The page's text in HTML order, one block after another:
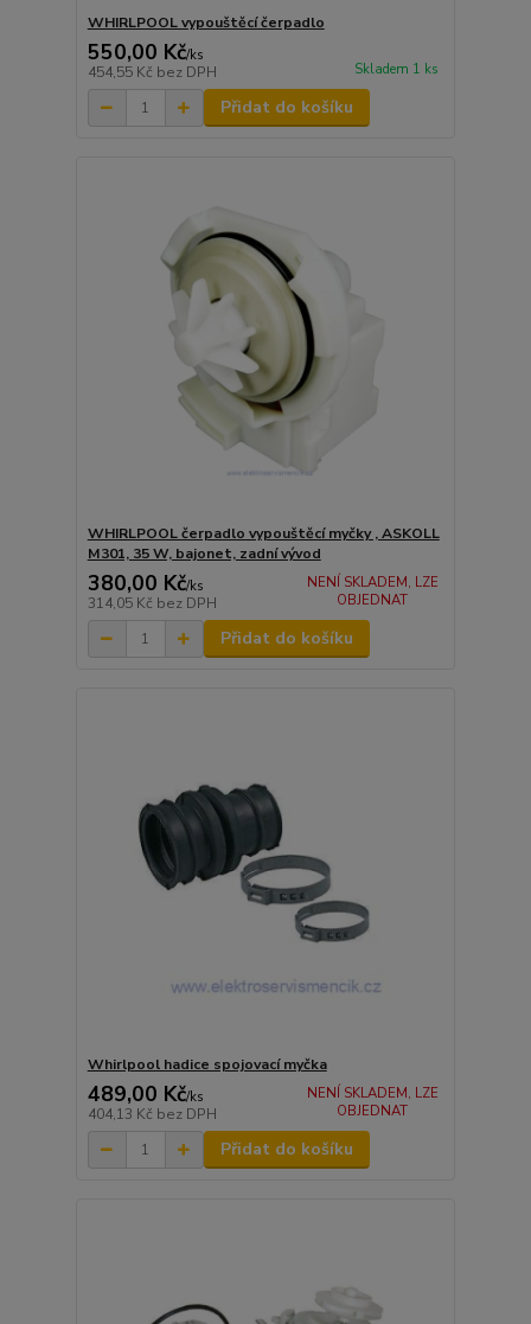
WHIRLPOOL vypouštěcí čerpadlo
550,00 Kč/ks
454,55 Kč bez DPH Skladem 1 ks
Přidat do košíku
WHIRLPOOL čerpadlo vypouštěcí myčky , ASKOLL
M301, 35 W, bajonet, zadní vývod
380,00 Kč/ks
314,05 Kč bez DPH
NENÍ SKLADEM, LZE
OBJEDNAT
Přidat do košíku
Whirlpool hadice spojovací myčka
489,00 Kč/ks
404,13 Kč bez DPH
NENÍ SKLADEM, LZE
OBJEDNAT
Přidat do košíku